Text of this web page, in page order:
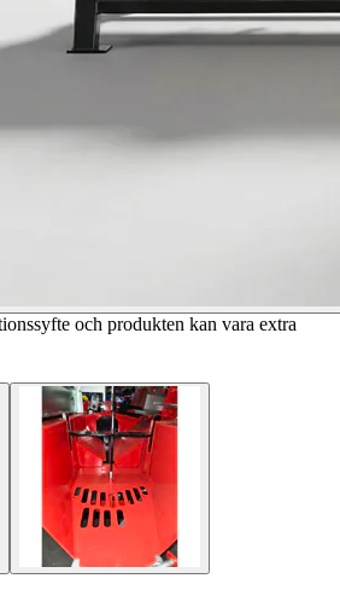
och produkten kan vara extra